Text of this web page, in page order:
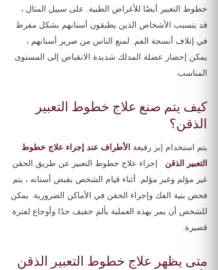
خطوط التعبير أيضًا للأغراض الطبية. على سبيل المثال ،
قد يتسبب الأشخاص الذين يطبقون أسنانهم بشكل مفرط
في إتلاف أنسجة الفم. لمنع الناس من صرير أسنانهم ،
يمكن إحضار عضلة المدلك شديدة الانقباض إلى المستوى
المناسب.
كيف يتم صنع علاج خطوط التعبير
الذقن؟
يتم استخدام إبر رفيعة الأطراف عند إجراء علاج خطوط
التعبير الذقن . إجراء علاج خطوط التعبير عن طريق الحقن
غير مؤلم وغير مؤلم. أثناء قيام الشخص بقبض أسنانه ، يتم
فحص بنية الفك وإجراء الحقن في الأماكن الضرورية. يمكن
للشخص أن يمر بهذه العملية بألم خفيف جدًا وأوجاع لفترة
قصيرة.
متى يظهر علاج خطوط التعبير الذقن